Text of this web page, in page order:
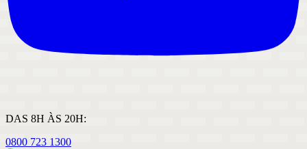
DAS 8H ÀS 20H:
0800 723 1300